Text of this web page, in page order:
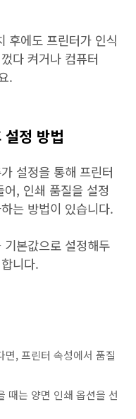
후에도 프린터가 인식
다 켜거나 컴퓨터
.
정 방법
설정을 통해 프린터
, 인쇄 품질을 설정
는 방법이 있습니다.
본값으로 설정해두
니다.
면, 프린터 속성에서 품질
때는 양면 인쇄 옵션을 선